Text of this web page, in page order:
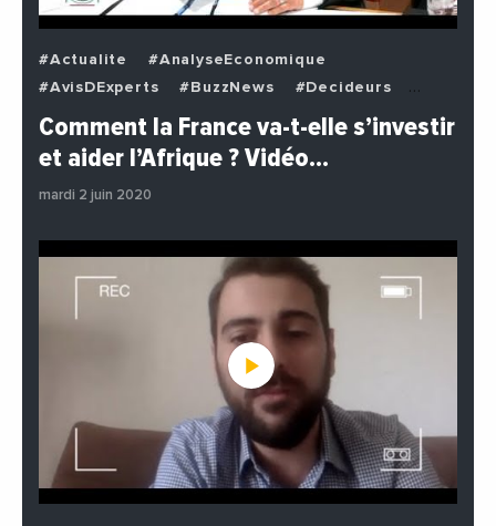
#Actualite
#AnalyseEconomique
#AvisDExperts
#BuzzNews
#Decideurs
#EchangesMediterraneens
#Economie
#Politique
Comment la France va-t-elle s’investir
et aider l’Afrique ? Vidéo…
mardi 2 juin 2020